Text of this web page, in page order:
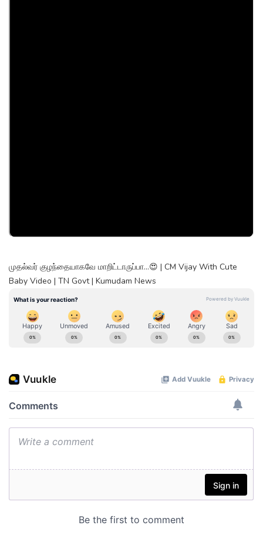
முதல்வர் குழந்தையாகவே மாறிட்டாருப்பா...😍 | CM Vijay With Cute
Baby Video | TN Govt | Kumudam News